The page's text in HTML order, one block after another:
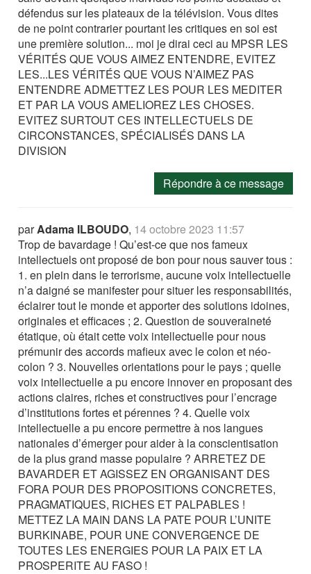
défendus sur les plateaux de la télévision. Vous dites
de ne point contrarier pourtant les critiques en soi est
une première solution... moi je dirai ceci au MPSR LES
VÉRITÉS QUE VOUS AIMEZ ENTENDRE, EVITEZ
LES...LES VÉRITÉS QUE VOUS N’AIMEZ PAS
ENTENDRE ADMETTEZ LES POUR LES MEDITER
ET PAR LA VOUS AMELIOREZ LES CHOSES.
EVITEZ SURTOUT CES INTELLECTUELS DE
CIRCONSTANCES, SPÉCIALISÉS DANS LA
DIVISION
Répondre à ce message
parAdama ILBOUDO, 14 octobre 2023 11:57
Trop de bavardage ! Qu’est-ce que nos fameux
intellectuels ont proposé de bon pour nous sauver tous :
1. en plein dans le terrorisme, aucune voix intellectuelle
n’a daigné se manifester pour situer les responsabilités,
éclairer tout le monde et apporter des solutions idoines,
originales et efficaces ; 2. Question de souveraineté
étatique, où était cette voix intellectuelle pour nous
prémunir des accords mafieux avec le colon et néo-
colon ? 3. Nouvelles orientations pour le pays ; quelle
voix intellectuelle a pu encore innover en proposant des
actions claires, riches et constructives pour l’encrage
d’institutions fortes et pérennes ? 4. Quelle voix
intellectuelle a pu encore permettre à nos langues
nationales d’émerger pour aider à la conscientisation
de la plus grand masse populaire ? ARRETEZ DE
BAVARDER ET AGISSEZ EN ORGANISANT DES
FORA POUR DES PROPOSITIONS CONCRETES,
PRAGMATIQUES, RICHES ET PALPABLES !
METTEZ LA MAIN DANS LA PATE POUR L’UNITE
BURKINABE, POUR UNE CONVERGENCE DE
TOUTES LES ENERGIES POUR LA PAIX ET LA
PROSPERITE AU FASO !